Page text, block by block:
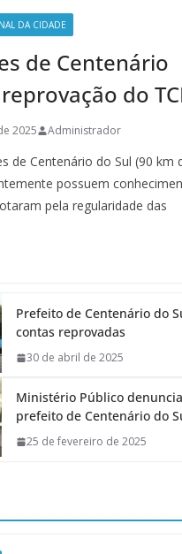
DA CIDADE
de Centenário
do
2025 Administrador
de Centenário do Sul (90 km
possuem
pela regularidade das
Prefeito de Centenário do
contas reprovadas
30 de abril de 2025
Ministério Público
prefeito de Centenário do
25 de fevereiro de 2025